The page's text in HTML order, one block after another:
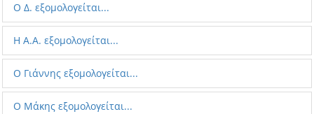
Ο Δ. εξομολογείται...
Η A.A. εξομολογείται...
Ο Γιάννης εξομολογείται...
O Μάκης εξομολογείται...